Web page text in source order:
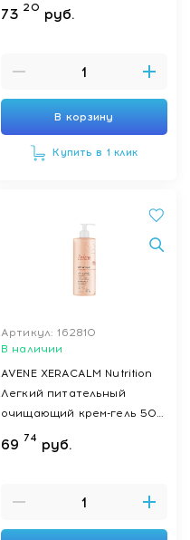
73 20 руб.
В корзину
Купить в 1 клик
Артикул: 162810
В наличии
AVENE XERACALM Nutrition
Легкий питательный
очищающий крем-гель 500
69 74 руб.